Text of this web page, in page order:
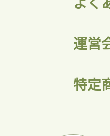
運営
特定